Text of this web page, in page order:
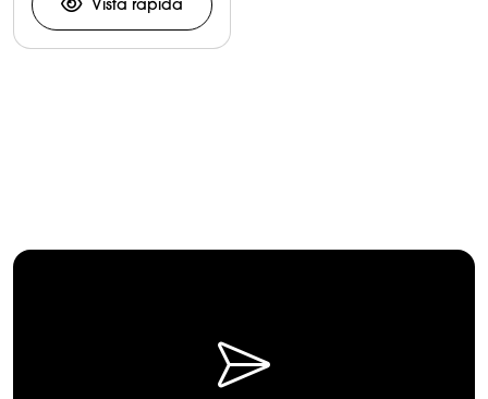
Vista rápida